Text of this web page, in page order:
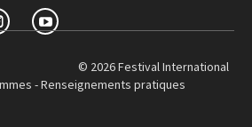
© 2026 Festival International
-Renseignements pratiques